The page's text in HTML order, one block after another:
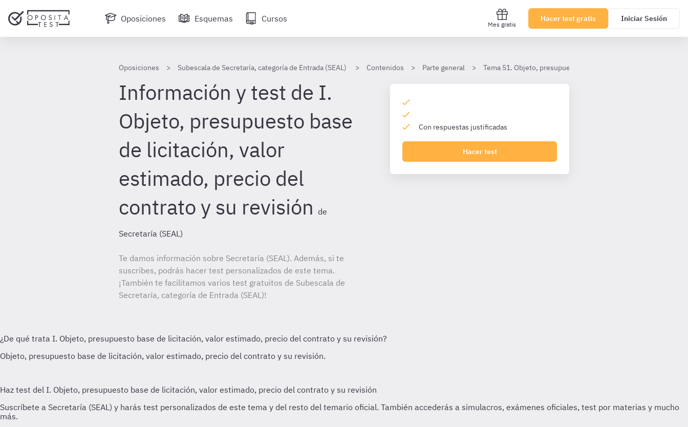
Oposiciones Esquemas Cursos
Mes gratis
Hacer test gratis Iniciar Sesión
Oposiciones Subescala de Secretaría, categoría de Entrada (SEAL) Contenidos Parte general Tema 51. Objeto, presupuesto base de licitación, valor
Información y test de I.
Objeto, presupuesto base
de licitación, valor
estimado, precio del
contrato y su revisión de
Secretaría (SEAL)
Te damos información sobre Secretaría (SEAL). Además, si te
suscribes, podrás hacer test personalizados de este tema.
¡También te facilitamos varios test gratuitos de Subescala de
Secretaría, categoría de Entrada (SEAL)!
Con respuestas justificadas
Hacer test